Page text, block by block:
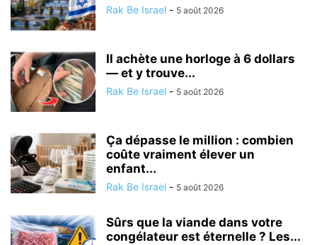
Rak Be Israel - 5 août 2026
Il achète une horloge à 6 dollars
— et y trouve...
Rak Be Israel - 5 août 2026
Ça dépasse le million : combien
coûte vraiment élever un
enfant...
Rak Be Israel - 5 août 2026
Sûrs que la viande dans votre
congélateur est éternelle ? Les...